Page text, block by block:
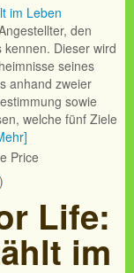
den
Dieser wird
seines
anhand zweier
sowie
welche fünf Ziele
Price
)
Life:
im